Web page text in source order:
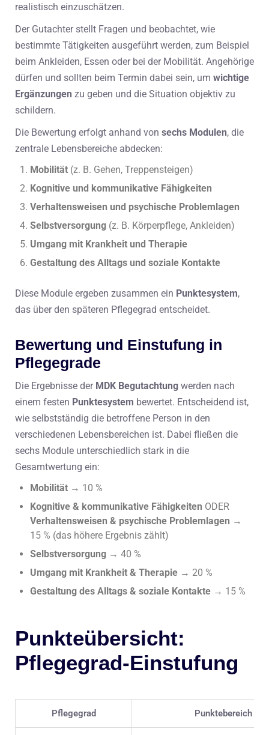
realistisch einzuschätzen.
Der Gutachter stellt Fragen und beobachtet, wie
bestimmte Tätigkeiten ausgeführt werden, zum Beispiel
beim Ankleiden, Essen oder bei der Mobilität. Angehörige
dürfen und sollten beim Termin dabei sein, um wichtige
Ergänzungen zu geben und die Situation objektiv zu
schildern.
Die Bewertung erfolgt anhand von sechs Modulen, die
zentrale Lebensbereiche abdecken:
Mobilität (z. B. Gehen, Treppensteigen)
Kognitive und kommunikative Fähigkeiten
Verhaltensweisen und psychische Problemlagen
Selbstversorgung (z. B. Körperpflege, Ankleiden)
Umgang mit Krankheit und Therapie
Gestaltung des Alltags und soziale Kontakte
Diese Module ergeben zusammen ein Punktesystem,
das über den späteren Pflegegrad entscheidet.
Bewertung und Einstufung in
Pflegegrade
Die Ergebnisse der MDK Begutachtung werden nach
einem festen Punktesystem bewertet. Entscheidend ist,
wie selbstständig die betroffene Person in den
verschiedenen Lebensbereichen ist. Dabei fließen die
sechs Module unterschiedlich stark in die
Gesamtwertung ein:
Mobilität → 10 %
Kognitive & kommunikative Fähigkeiten ODER
Verhaltensweisen & psychische Problemlagen →
15 % (das höhere Ergebnis zählt)
Selbstversorgung → 40 %
Umgang mit Krankheit & Therapie → 20 %
Gestaltung des Alltags & soziale Kontakte → 15 %
Punkteübersicht:
Pflegegrad-Einstufung
Pflegegrad Punktebereich